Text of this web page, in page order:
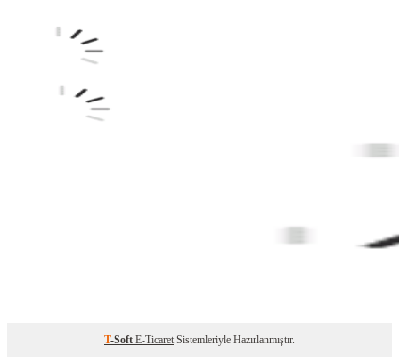
T-Soft E-Ticaret Sistemleriyle Hazırlanmıştır.